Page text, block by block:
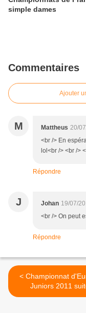
simple dames
Commentaires
Ajouter
M Mattheus 20/
<br /> En
lol<br /> <br />
Répondre
J Johan 19/07/
<br /> On peut
Répondre
< Championnat d'Europe
Juniors 2011